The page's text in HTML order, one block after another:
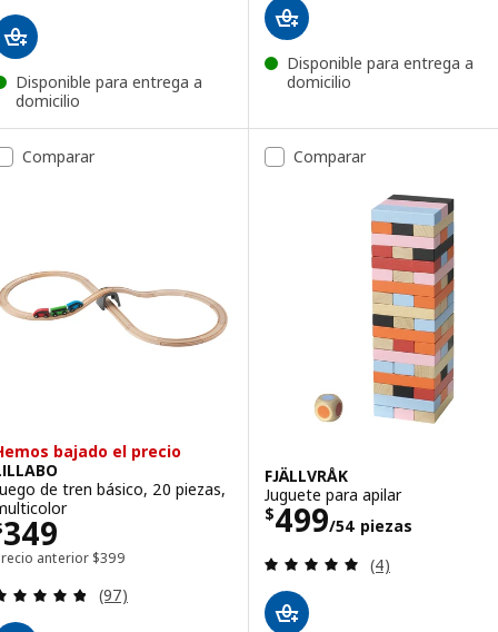
Disponible para entrega a
domicilio
Disponible para entrega a
domicilio
Comparar
bajado el precio
de tren básico, 20 piezas,
349 $ 349
anterior $399
Precio anterior $ 399
Revisa: 4.8 de 5 estrellas. Total opiniones:
(97)
Comparar
FJÄLLVRÅK
Juguete para apilar
$499/54 piezas
Precio $ 499/
Revisa: 5 de 5
(4)